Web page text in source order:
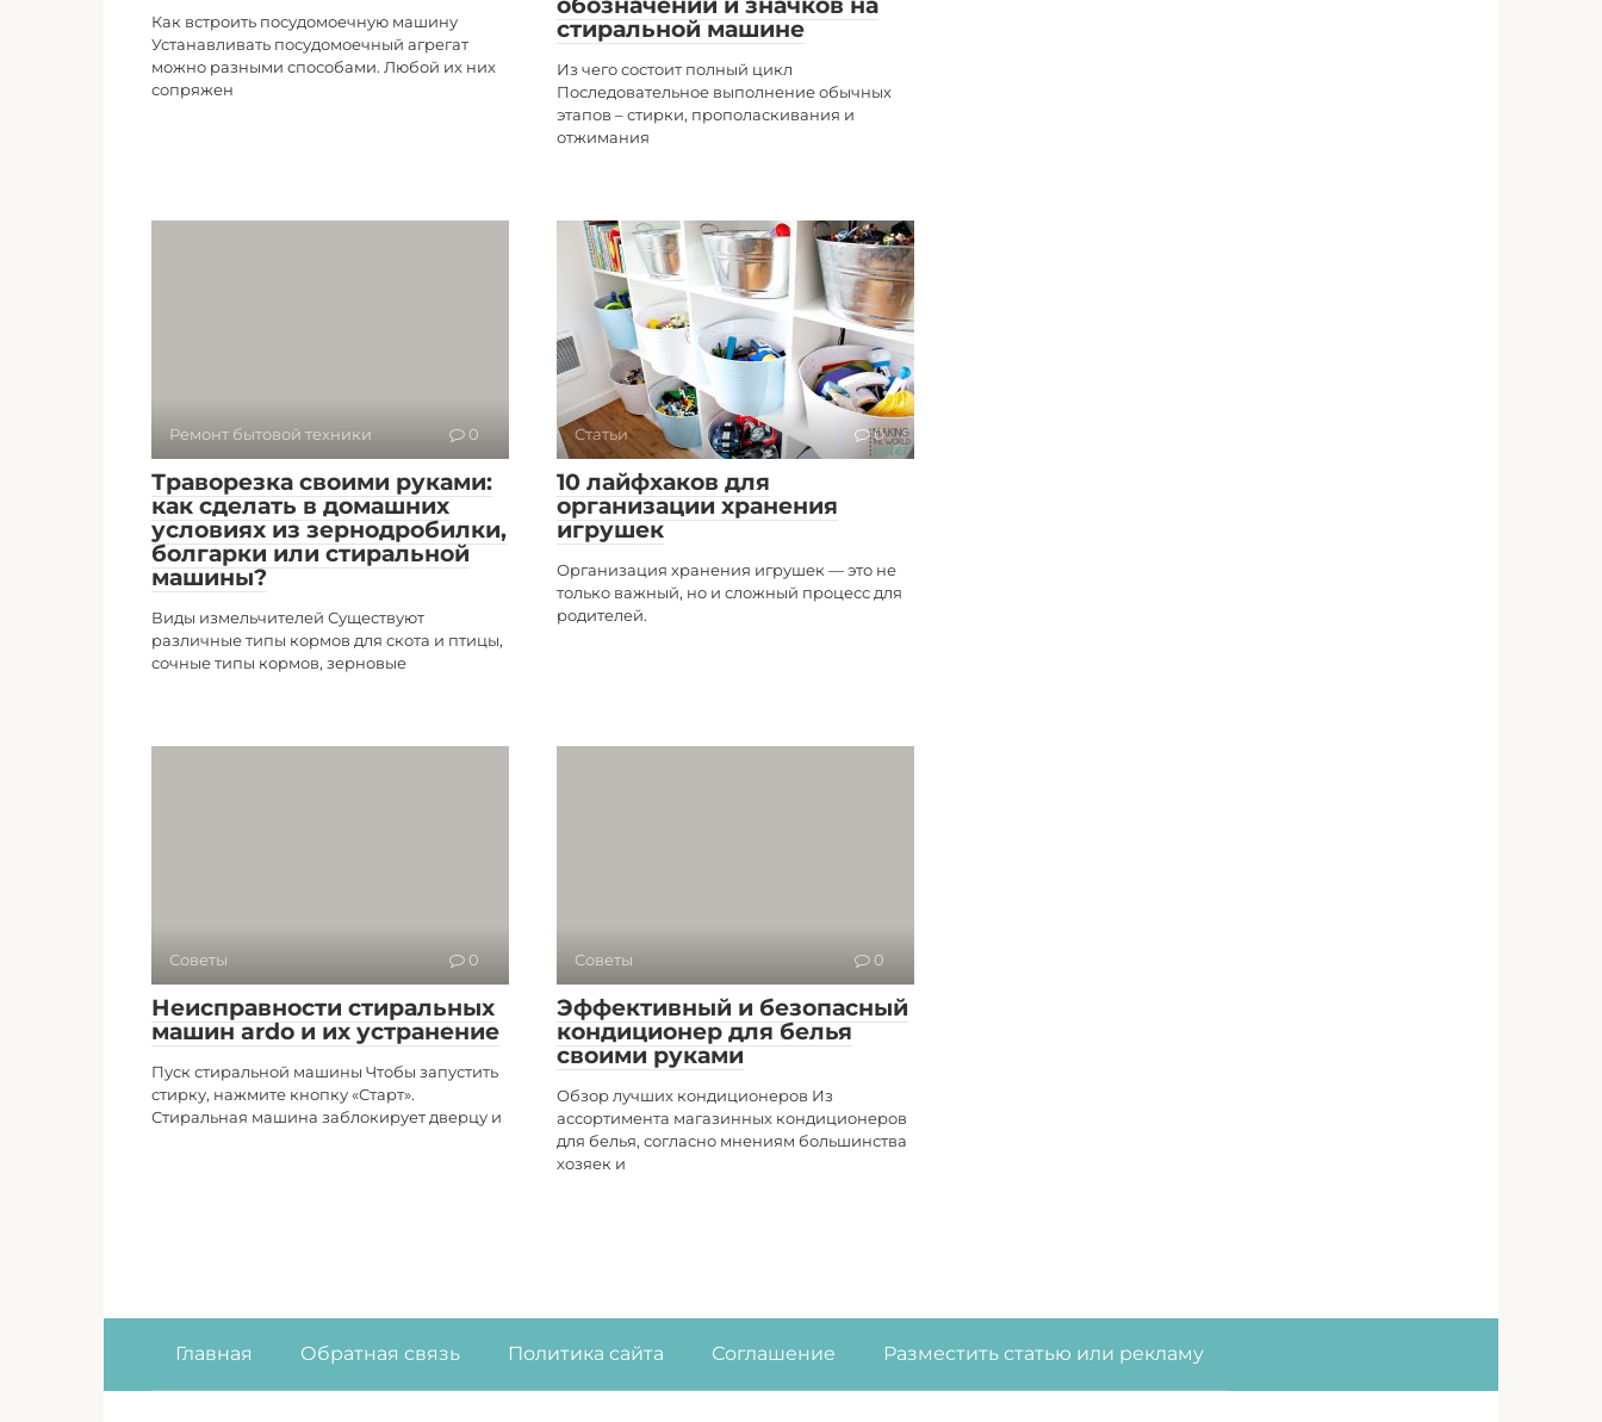
Как встроить посудомоечную машину
Устанавливать посудомоечный агрегат
можно разными способами. Любой их них
сопряжен
стиральной машине
Из чего состоит полный цикл
Последовательное выполнение обычных
этапов – стирки, прополаскивания и
отжимания
Ремонт бытовой техники 0
Траворезка своими руками:
как сделать в домашних
условиях из зернодробилки,
болгарки или стиральной
машины?
Виды измельчителей Существуют
различные типы кормов для скота и птицы,
сочные типы кормов, зерновые
Статьи 0
10 лайфхаков для
организации хранения
игрушек
Организация хранения игрушек — это не
только важный, но и сложный процесс для
родителей.
Советы 0
Неисправности стиральных
машин ardo и их устранение
Пуск стиральной машины Чтобы запустить
стирку, нажмите кнопку «Старт».
Стиральная машина заблокирует дверцу и
Советы 0
Эффективный и безопасный
кондиционер для белья
своими руками
Обзор лучших кондиционеров Из
ассортимента магазинных кондиционеров
для белья, согласно мнениям большинства
хозяек и
Главная Обратная связь Политика сайта Соглашение Разместить статью или рекламу